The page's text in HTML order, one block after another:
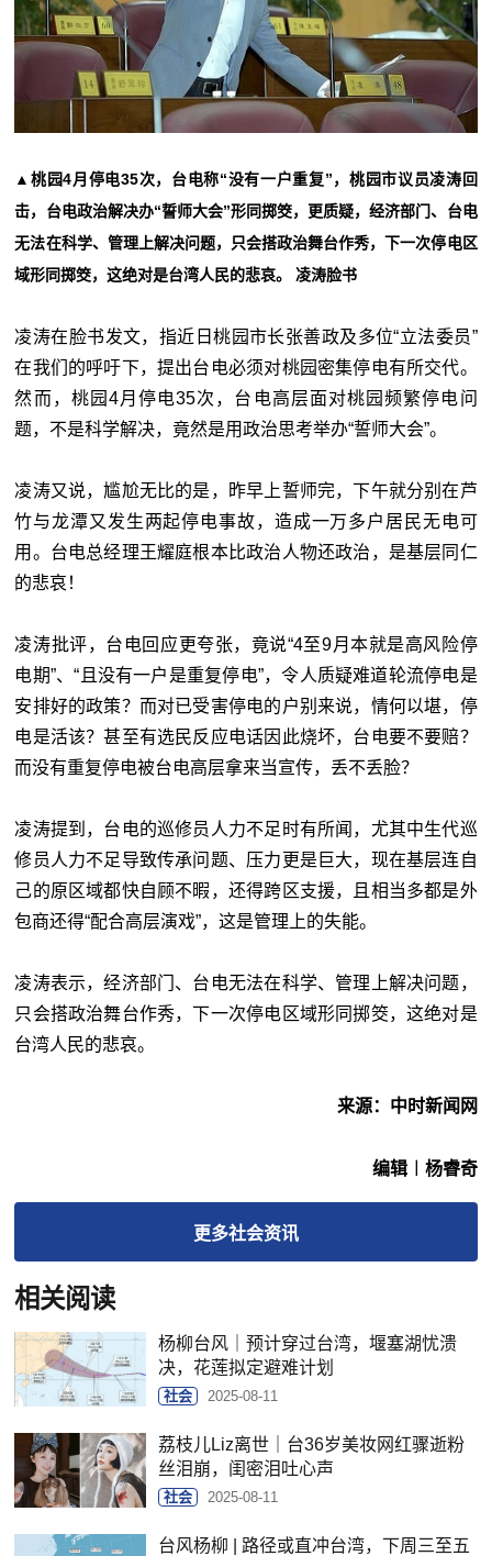
▲桃园4月停电35次，台电称“没有一户重复”，桃园市议员凌涛回
击，台电政治解决办“誓师大会”形同掷筊，更质疑，经济部门、台电
无法在科学、管理上解决问题，只会搭政治舞台作秀，下一次停电区
域形同掷筊，这绝对是台湾人民的悲哀。 凌涛脸书
凌涛在脸书发文，指近日桃园市长张善政及多位“立法委员”
在我们的呼吁下，提出台电必须对桃园密集停电有所交代。
然而，桃园4月停电35次，台电高层面对桃园频繁停电问
题，不是科学解决，竟然是用政治思考举办“誓师大会”。
凌涛又说，尴尬无比的是，昨早上誓师完，下午就分别在芦
竹与龙潭又发生两起停电事故，造成一万多户居民无电可
用。台电总经理王耀庭根本比政治人物还政治，是基层同仁
的悲哀！
凌涛批评，台电回应更夸张，竟说“4至9月本就是高风险停
电期”、“且没有一户是重复停电”，令人质疑难道轮流停电是
安排好的政策？而对已受害停电的户别来说，情何以堪，停
电是活该？甚至有选民反应电话因此烧坏，台电要不要赔？
而没有重复停电被台电高层拿来当宣传，丢不丢脸？
凌涛提到，台电的巡修员人力不足时有所闻，尤其中生代巡
修员人力不足导致传承问题、压力更是巨大，现在基层连自
己的原区域都快自顾不暇，还得跨区支援，且相当多都是外
包商还得“配合高层演戏”，这是管理上的失能。
凌涛表示，经济部门、台电无法在科学、管理上解决问题，
只会搭政治舞台作秀，下一次停电区域形同掷筊，这绝对是
台湾人民的悲哀。
来源：中时新闻网
编辑︱杨睿奇
更多社会资讯
相关阅读
杨柳台风｜预计穿过台湾，堰塞湖忧溃
决，花莲拟定避难计划
社会 2025-08-11
荔枝儿Liz离世｜台36岁美妆网红骤逝粉
丝泪崩，闺密泪吐心声
社会 2025-08-11
台风杨柳 | 路径或直冲台湾，下周三至五